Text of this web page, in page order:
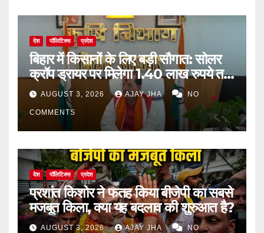
देश पॉलिटिक्स प्रदेश
बिहार में किसानों के लिए बड़ी सौगात: सोलर
क्रॉप ड्रायर पर मिलेगा 1.40 लाख रुपये तक
का अनुदान
AUGUST 3, 2026 AJAY JHA NO
COMMENTS
देश पॉलिटिक्स प्रदेश
प्रशांत किशोर ने फतह किया बीजेपी का सबसे
मजबूत किला, क्या यह बदलाव की शुरुआत है?
AUGUST 3, 2026 AJAY JHA NO